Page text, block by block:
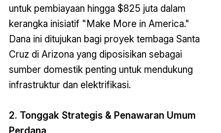
untuk pembiayaan hingga $825 juta dalam
kerangka inisiatif "Make More in America."
Dana ini ditujukan bagi proyek tembaga Santa
Cruz di Arizona yang diposisikan sebagai
sumber domestik penting untuk mendukung
infrastruktur dan elektrifikasi.
2. Tonggak Strategis & Penawaran Umum